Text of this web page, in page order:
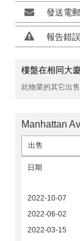
發送電
報告錯誤
樓盤在相同大廈
此物業的其它出
Manhattan
出售
日期
2022-10-07
2022-06-02
2022-03-15